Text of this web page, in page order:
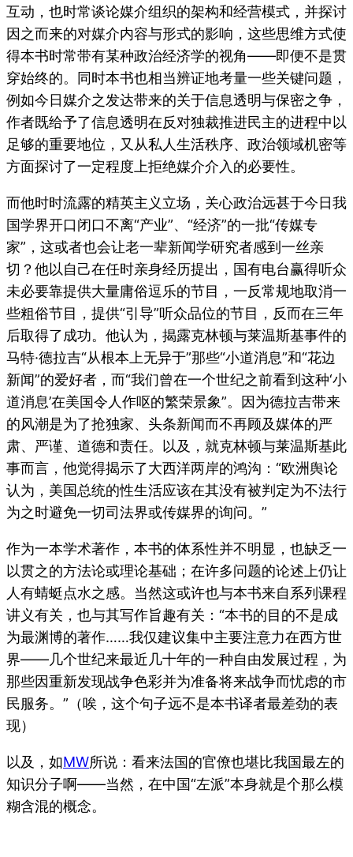
互动，也时常谈论媒介组织的架构和经营模式，并探讨
因之而来的对媒介内容与形式的影响，这些思维方式使
得本书时常带有某种政治经济学的视角——即便不是贯
穿始终的。同时本书也相当辨证地考量一些关键问题，
例如今日媒介之发达带来的关于信息透明与保密之争，
作者既给予了信息透明在反对独裁推进民主的进程中以
足够的重要地位，又从私人生活秩序、政治领域机密等
方面探讨了一定程度上拒绝媒介介入的必要性。
而他时时流露的精英主义立场，关心政治远甚于今日我
国学界开口闭口不离“产业”、“经济”的一批“传媒专
家”，这或者也会让老一辈新闻学研究者感到一丝亲
切？他以自己在任时亲身经历提出，国有电台赢得听众
未必要靠提供大量庸俗逗乐的节目，一反常规地取消一
些粗俗节目，提供“引导”听众品位的节目，反而在三年
后取得了成功。他认为，揭露克林顿与莱温斯基事件的
马特·德拉吉“从根本上无异于”那些“小道消息”和“花边
新闻”的爱好者，而“我们曾在一个世纪之前看到这种‘小
道消息’在美国令人作呕的繁荣景象”。因为德拉吉带来
的风潮是为了抢独家、头条新闻而不再顾及媒体的严
肃、严谨、道德和责任。以及，就克林顿与莱温斯基此
事而言，他觉得揭示了大西洋两岸的鸿沟：“欧洲舆论
认为，美国总统的性生活应该在其没有被判定为不法行
为之时避免一切司法界或传媒界的询问。”
作为一本学术著作，本书的体系性并不明显，也缺乏一
以贯之的方法论或理论基础；在许多问题的论述上仍让
人有蜻蜓点水之感。当然这或许也与本书来自系列课程
讲义有关，也与其写作旨趣有关：“本书的目的不是成
为最渊博的著作……我仅建议集中主要注意力在西方世
界——几个世纪来最近几十年的一种自由发展过程，为
那些因重新发现战争色彩并为准备将来战争而忧虑的市
民服务。”（唉，这个句子远不是本书译者最差劲的表
现）
以及，如MW所说：看来法国的官僚也堪比我国最左的
知识分子啊——当然，在中国“左派”本身就是个那么模
糊含混的概念。